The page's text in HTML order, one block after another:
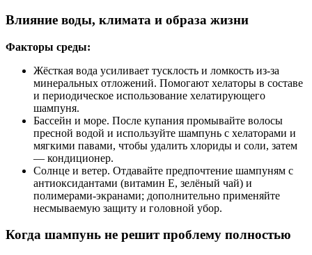
Влияние воды, климата и образа жизни
Факторы среды:
Жёсткая вода усиливает тусклость и ломкость из-за
минеральных отложений. Помогают хелаторы в составе
и периодическое использование хелатирующего
шампуня.
Бассейн и море. После купания промывайте волосы
пресной водой и используйте шампунь с хелаторами и
мягкими павами, чтобы удалить хлориды и соли, затем
— кондиционер.
Солнце и ветер. Отдавайте предпочтение шампуням с
антиоксидантами (витамин Е, зелёный чай) и
полимерами-экранами; дополнительно применяйте
несмываемую защиту и головной убор.
Когда шампунь не решит проблему полностью